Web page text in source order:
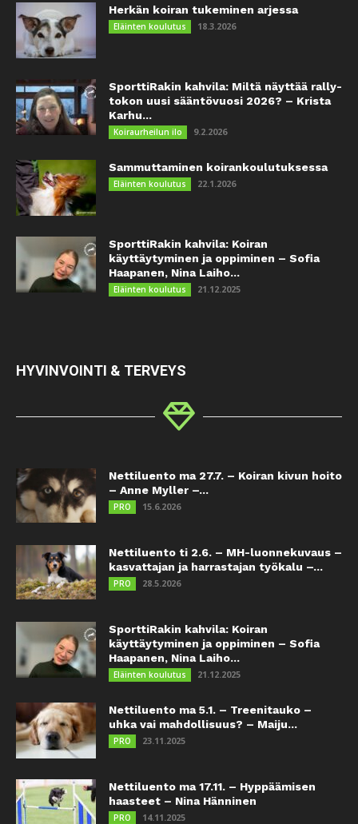
Herkän koiran tukeminen arjessa
Eläinten koulutus 18.3.2026
SporttiRakin kahvila: Miltä näyttää rally-
tokon uusi sääntövuosi 2026? – Krista
Karhu...
Koiraurheilun ilo 9.2.2026
Sammuttaminen koirankoulutuksessa
Eläinten koulutus 22.1.2026
SporttiRakin kahvila: Koiran
käyttäytyminen ja oppiminen – Sofia
Haapanen, Nina Laiho...
Eläinten koulutus 21.12.2025
HYVINVOINTI & TERVEYS
Nettiluento ma 27.7. – Koiran kivun hoito
– Anne Myller –...
PRO 15.6.2026
Nettiluento ti 2.6. – MH-luonnekuvaus –
kasvattajan ja harrastajan työkalu –...
PRO 28.5.2026
SporttiRakin kahvila: Koiran
käyttäytyminen ja oppiminen – Sofia
Haapanen, Nina Laiho...
Eläinten koulutus 21.12.2025
Nettiluento ma 5.1. – Treenitauko –
uhka vai mahdollisuus? – Maiju...
PRO 23.11.2025
Nettiluento ma 17.11. – Hyppäämisen
haasteet – Nina Hänninen
PRO 14.11.2025